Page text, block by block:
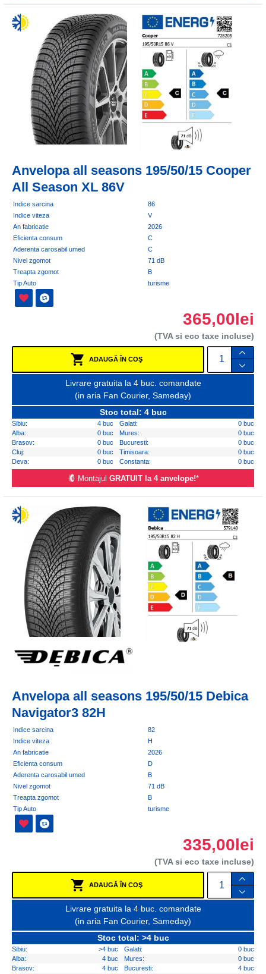
Anvelopa all seasons 195/50/15 Cooper
All Season XL 86V
Indice sarcina
86
Indice viteza
V
An fabricatie
2026
Eficienta consum
C
Aderenta carosabil umed
C
Nivel zgomot
71 dB
Treapta zgomot
B
Tip Auto
turisme
365,00lei
(TVA si eco taxe incluse)
ADAUGĂ ÎN COŞ
Livrare gratuita la 4 buc. comandate
(in aria Fan Courier, Sameday)
Stoc total: 4 buc
Sibiu: 4 buc Galati:
0 buc
Alba:
0 buc Mures:
0 buc
Brasov:
0 buc Bucuresti:
0 buc
Cluj:
0 buc Timisoara:
0 buc
Deva:
0 buc Constanta: 0 buc
Montajul GRATUIT la 4 anvelope!*
Anvelopa all seasons 195/50/15 Debica
Navigator3 82H
Indice sarcina
82
Indice viteza
H
An fabricatie
2026
Eficienta consum
D
Aderenta carosabil umed
B
Nivel zgomot
71 dB
Treapta zgomot
B
Tip Auto
turisme
335,00lei
(TVA si eco taxe incluse)
ADAUGĂ ÎN COŞ
Livrare gratuita la 4 buc. comandate
(in aria Fan Courier, Sameday)
Stoc total: >4 buc
Sibiu: >4 buc Galati:
0 buc
Alba:
4 buc Mures:
0 buc
Brasov:
4 buc Bucuresti: 4 buc